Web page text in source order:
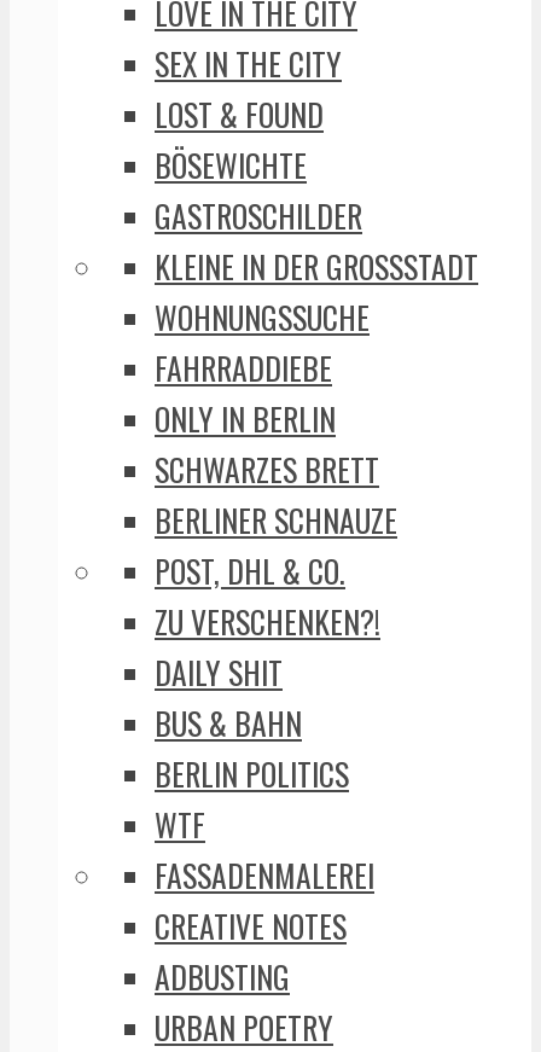
LOVE IN THE CITY
SEX IN THE CITY
LOST & FOUND
BÖSEWICHTE
GASTROSCHILDER
KLEINE IN DER GROSSSTADT
WOHNUNGSSUCHE
FAHRRADDIEBE
ONLY IN BERLIN
SCHWARZES BRETT
BERLINER SCHNAUZE
POST, DHL & CO.
ZU VERSCHENKEN?!
DAILY SHIT
BUS & BAHN
BERLIN POLITICS
WTF
FASSADENMALEREI
CREATIVE NOTES
ADBUSTING
URBAN POETRY